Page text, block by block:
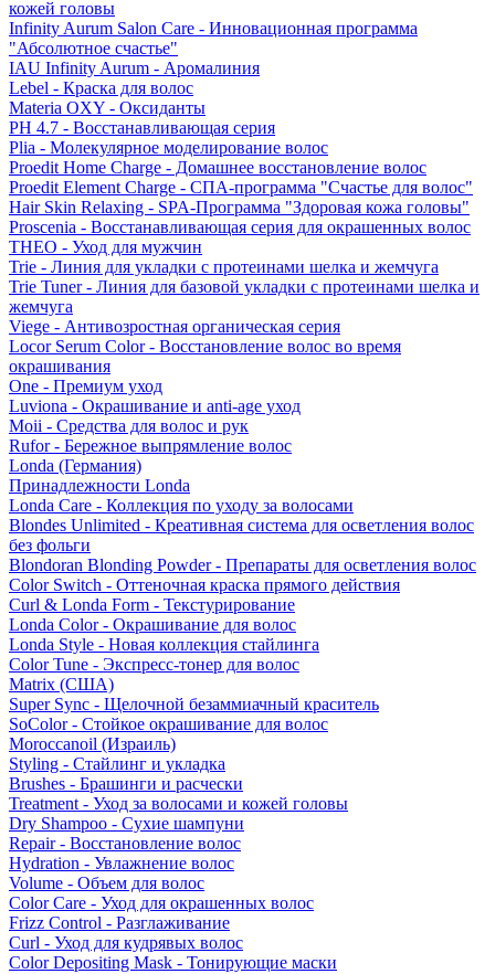
кожей головы
Infinity Aurum Salon Care - Инновационная программа
"Абсолютное счастье"
IAU Infinity Aurum - Аромалиния
Lebel - Краска для волос
Materia OXY - Оксиданты
PH 4.7 - Восстанавливающая серия
Plia - Молекулярное моделирование волос
Proedit Home Charge - Домашнее восстановление волос
Proedit Element Charge - СПА-программа "Счастье для волос"
Hair Skin Relaxing - SPA-Программа "Здоровая кожа головы"
Proscenia - Восстанавливающая серия для окрашенных волос
THEO - Уход для мужчин
Trie - Линия для укладки с протеинами шелка и жемчуга
Trie Tuner - Линия для базовой укладки с протеинами шелка и
жемчуга
Viege - Антивозростная органическая серия
Locor Serum Color - Восстановление волос во время
окрашивания
One - Премиум уход
Luviona - Окрашивание и anti-age уход
Moii - Средства для волос и рук
Rufor - Бережное выпрямление волос
Londa (Германия)
Принадлежности Londa
Londa Care - Коллекция по уходу за волосами
Blondes Unlimited - Креативная система для осветления волос
без фольги
Blondoran Blonding Powder - Препараты для осветления волос
Color Switch - Оттеночная краска прямого действия
Curl & Londa Form - Текстурирование
Londa Color - Окрашивание для волос
Londa Style - Новая коллекция стайлинга
Color Tune - Экспресс-тонер для волос
Matrix (США)
Super Sync - Щелочной безаммиачный краситель
SoColor - Стойкое окрашивание для волос
Moroccanoil (Израиль)
Styling - Стайлинг и укладка
Brushes - Брашинги и расчески
Treatment - Уход за волосами и кожей головы
Dry Shampoo - Сухие шампуни
Repair - Восстановление волос
Hydration - Увлажнение волос
Volume - Объем для волос
Color Care - Уход для окрашенных волос
Frizz Control - Разглаживание
Curl - Уход для кудрявых волос
Color Depositing Mask - Тонирующие маски